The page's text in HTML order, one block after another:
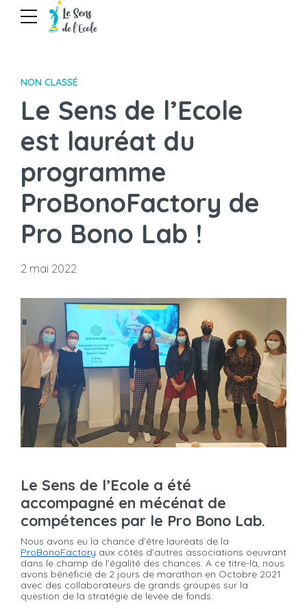
NON CLASSÉ
Le Sens de l’Ecole
est lauréat du
programme
ProBonoFactory de
Pro Bono Lab !
2 mai 2022
Le Sens de l’Ecole a été
accompagné en mécénat de
compétences par le Pro Bono Lab.
Nous avons eu la chance d’être lauréats de la
ProBonoFactory aux côtés d’autres associations oeuvrant
dans le champ de l’égalité des chances. A ce titre-là, nous
avons bénéficié de 2 jours de marathon en Octobre 2021
avec des collaborateurs de grands groupes sur la
question de la stratégie de levée de fonds.